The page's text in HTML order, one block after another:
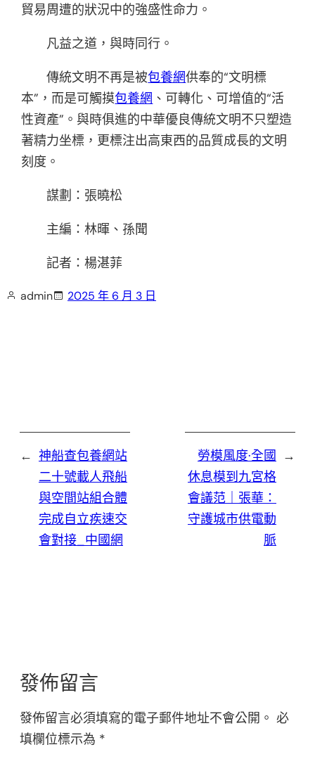
貿易周遭的狀況中的強盛性命力。
凡益之道，與時同行。
傳統文明不再是被包養網供奉的“文明標
本”，而是可觸摸包養網 、可轉化、可增值的“活
性資產”。與時俱進的中華優良傳統文明不只塑造
著精力坐標，更標注出高東西的品質成長的文明
刻度。
謀劃：張曉松
主編：林暉、孫聞
記者：楊湛菲
admin 2025 年 6 月 3 日
← 神船查包養網站
二十號載人飛船
與空間站組合體
完成自立疾速交
會對接_中國網
→
勞模風度·全國
休息模到九宮格
會議范｜張華：
守護城市供電動
脈
發佈留言
發佈留言必須填寫的電子郵件地址不會公開。 必
填欄位標示為 *